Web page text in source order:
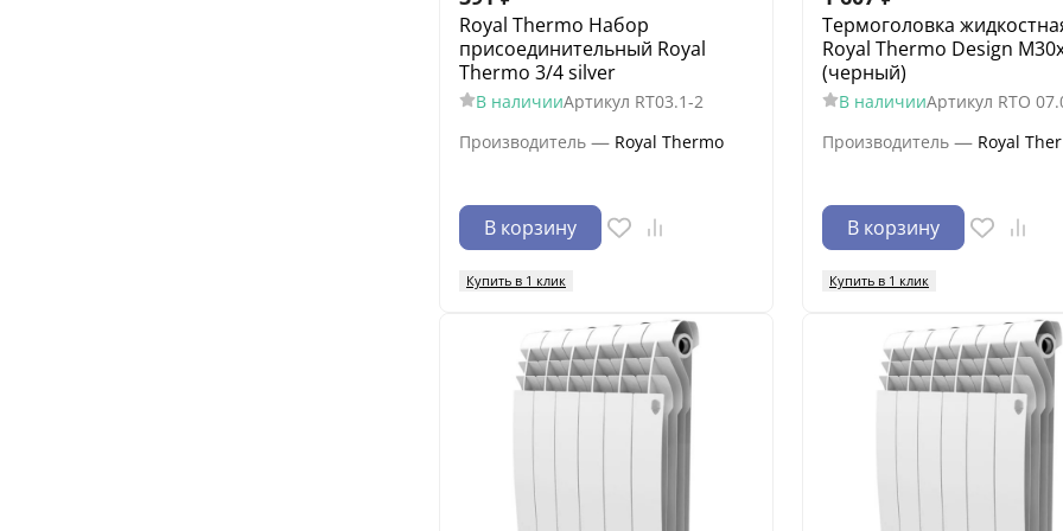
Royal Thermo Набор
присоединительный Royal
Thermo 3/4 silver
В наличииАртикул RT03.1-2
Производитель — Royal Thermo
В корзину
Купить в 1 клик
Термоголовка
Royal Thermo Design
(черный)
В наличииАртикул RTO
Производитель — Royal
В корзину
Купить в 1 клик